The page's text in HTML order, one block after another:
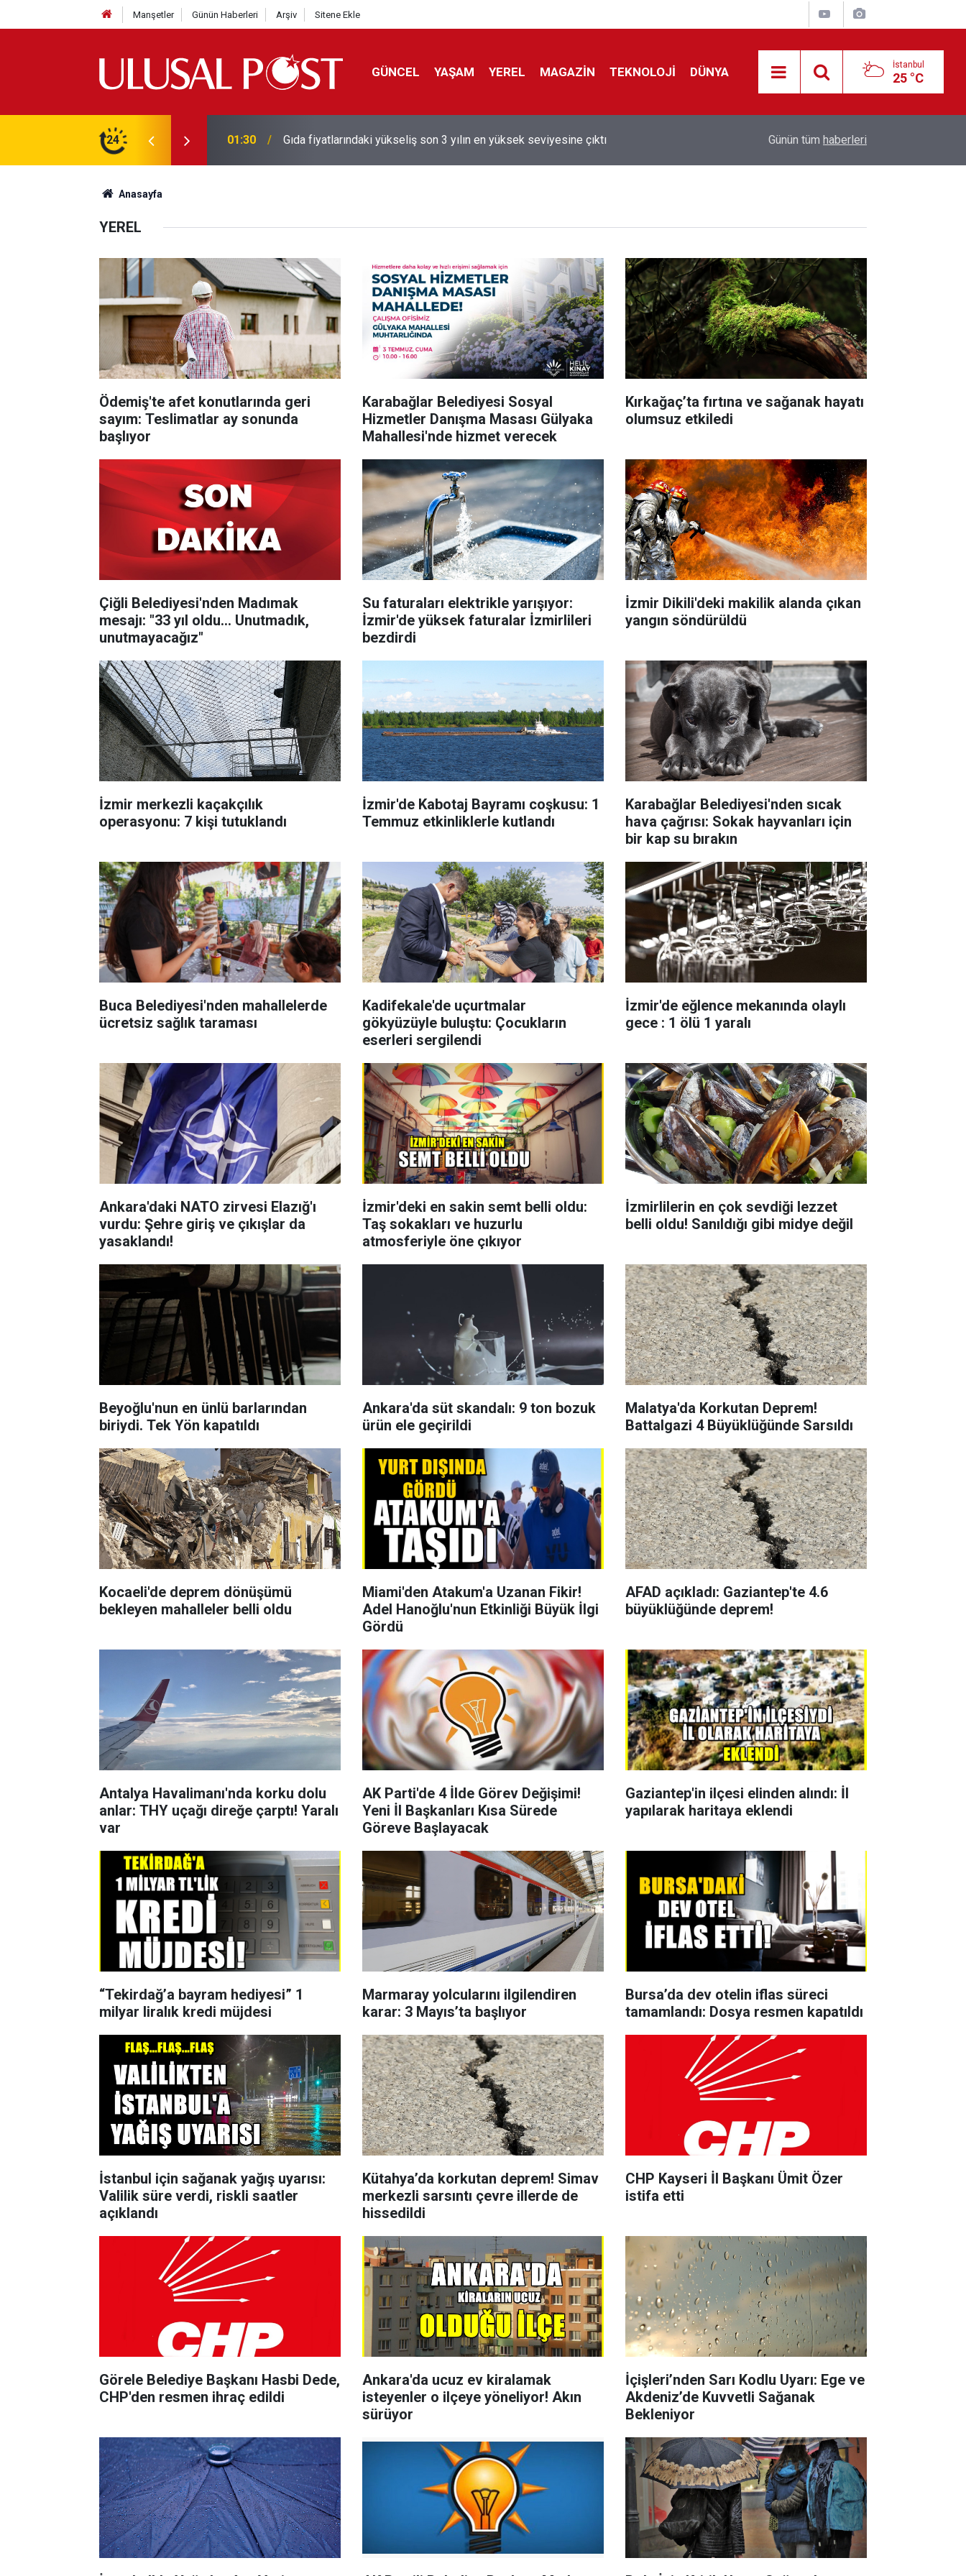
Manşetler Günün Haberleri Arşiv Sitene Ekle
GÜNCEL YAŞAM YEREL MAGAZİN TEKNOLOJİ DÜNYA İstanbul
25 °C
24
en yüksek seviyesine çıktı 01:26 Galatasaray'dan sekiz kişi hakkında savcılığa suç duyurusu
kontrol edecek
Günün tüm haberleri
Anasayfa
YEREL
Ödemiş'te afet konutlarında geri
sayım: Teslimatlar ay sonunda
başlıyor
Karabağlar Belediyesi Sosyal
Hizmetler Danışma Masası Gülyaka
Mahallesi'nde hizmet verecek
Kırkağaç’ta fırtına ve sağanak hayatı
olumsuz etkiledi
Çiğli Belediyesi'nden Madımak
mesajı: "33 yıl oldu... Unutmadık,
unutmayacağız"
Su faturaları elektrikle yarışıyor:
İzmir'de yüksek faturalar İzmirlileri
bezdirdi
İzmir Dikili'deki makilik alanda çıkan
yangın söndürüldü
İzmir merkezli kaçakçılık
operasyonu: 7 kişi tutuklandı
İzmir'de Kabotaj Bayramı coşkusu: 1
Temmuz etkinliklerle kutlandı
Karabağlar Belediyesi'nden sıcak
hava çağrısı: Sokak hayvanları için
bir kap su bırakın
Buca Belediyesi'nden mahallelerde
ücretsiz sağlık taraması
Kadifekale'de uçurtmalar
gökyüzüyle buluştu: Çocukların
eserleri sergilendi
İzmir'de eğlence mekanında olaylı
gece : 1 ölü 1 yaralı
Ankara'daki NATO zirvesi Elazığ'ı
vurdu: Şehre giriş ve çıkışlar da
yasaklandı!
İzmir'deki en sakin semt belli oldu:
Taş sokakları ve huzurlu
atmosferiyle öne çıkıyor
İzmirlilerin en çok sevdiği lezzet
belli oldu! Sanıldığı gibi midye değil
Beyoğlu'nun en ünlü barlarından
biriydi. Tek Yön kapatıldı
Ankara'da süt skandalı: 9 ton bozuk
ürün ele geçirildi
Malatya'da Korkutan Deprem!
Battalgazi 4 Büyüklüğünde Sarsıldı
Kocaeli'de deprem dönüşümü
bekleyen mahalleler belli oldu
Miami'den Atakum'a Uzanan Fikir!
Adel Hanoğlu'nun Etkinliği Büyük İlgi
Gördü
AFAD açıkladı: Gaziantep'te 4.6
büyüklüğünde deprem!
Antalya Havalimanı'nda korku dolu
anlar: THY uçağı direğe çarptı! Yaralı
var
AK Parti'de 4 İlde Görev Değişimi!
Yeni İl Başkanları Kısa Sürede
Göreve Başlayacak
Gaziantep'in ilçesi elinden alındı: İl
yapılarak haritaya eklendi
“Tekirdağ’a bayram hediyesi” 1
milyar liralık kredi müjdesi
Marmaray yolcularını ilgilendiren
karar: 3 Mayıs’ta başlıyor
Bursa’da dev otelin iflas süreci
tamamlandı: Dosya resmen kapatıldı
İstanbul için sağanak yağış uyarısı:
Valilik süre verdi, riskli saatler
açıklandı
Kütahya’da korkutan deprem! Simav
merkezli sarsıntı çevre illerde de
hissedildi
CHP Kayseri İl Başkanı Ümit Özer
istifa etti
Görele Belediye Başkanı Hasbi Dede,
CHP'den resmen ihraç edildi
Ankara'da ucuz ev kiralamak
isteyenler o ilçeye yöneliyor! Akın
sürüyor
İçişleri’nden Sarı Kodlu Uyarı: Ege ve
Akdeniz’de Kuvvetli Sağanak
Bekleniyor